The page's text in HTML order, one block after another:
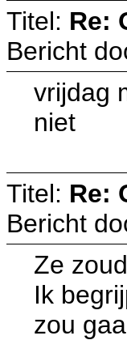
Titel: Re:
Bericht
vrijdag
niet
Titel: Re:
Bericht
Ze
Ik
zou